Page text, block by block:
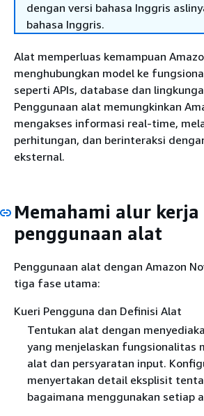
dengan versi bahasa Inggris
bahasa Inggris.
Alat memperluas kemampuan
menghubungkan model ke
seperti APIs, database dan
Penggunaan alat memungkinkan
mengakses informasi real-time,
perhitungan, dan berinteraksi
eksternal.
Memahami alur kerja
penggunaan alat
Penggunaan alat dengan Amazon
tiga fase utama:
Kueri Pengguna dan Definisi Alat
Tentukan alat dengan
yang menjelaskan fungsionalitas
alat dan persyaratan input.
menyertakan detail eksplisit
bagaimana menggunakan setiap